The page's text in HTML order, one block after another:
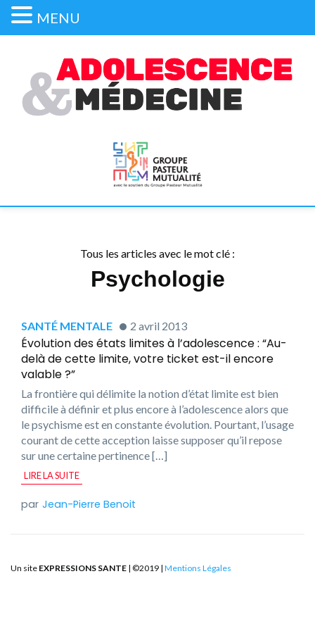
Tous les articles avec le mot clé :
Psychologie
SANTÉ MENTALE 2 avril 2013
Évolution des états limites à l’adolescence : “Au-
delà de cette limite, votre ticket est-il encore
valable ?”
La frontière qui délimite la notion d’état limite est bien
difficile à définir et plus encore à l’adolescence alors que
le psychisme est en constante évolution. Pourtant, l’usage
courant de cette acception laisse supposer qu’il repose
sur une certaine pertinence […]
LIRE LA SUITE
Jean-Pierre Benoit
Un site EXPRESSIONS SANTE | ©2019 | Mentions Légales
MENU